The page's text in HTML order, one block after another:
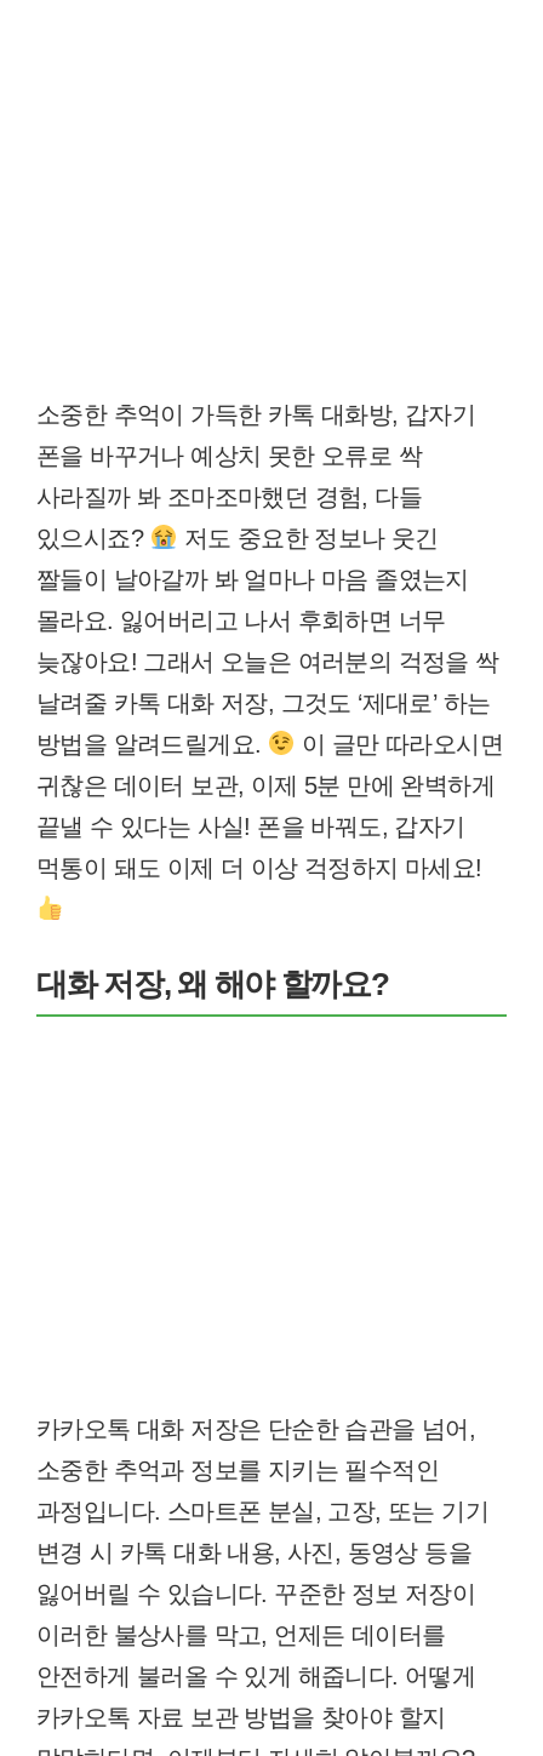
소중한 추억이 가득한 카톡 대화방, 갑자기
폰을 바꾸거나 예상치 못한 오류로 싹
사라질까 봐 조마조마했던 경험, 다들
있으시죠?
저도 중요한 정보나 웃긴
짤들이 날아갈까 봐 얼마나 마음 졸였는지
몰라요. 잃어버리고 나서 후회하면 너무
늦잖아요! 그래서 오늘은 여러분의 걱정을 싹
날려줄 카톡 대화 저장, 그것도 ‘제대로’ 하는
방법을 알려드릴게요.
이 글만 따라오시면
귀찮은 데이터 보관, 이제 5분 만에 완벽하게
끝낼 수 있다는 사실! 폰을 바꿔도, 갑자기
먹통이 돼도 이제 더 이상 걱정하지 마세요!
대화 저장, 왜 해야 할까요?
카카오톡 대화 저장은 단순한 습관을 넘어,
소중한 추억과 정보를 지키는 필수적인
과정입니다. 스마트폰 분실, 고장, 또는 기기
변경 시 카톡 대화 내용, 사진, 동영상 등을
잃어버릴 수 있습니다. 꾸준한 정보 저장이
이러한 불상사를 막고, 언제든 데이터를
안전하게 불러올 수 있게 해줍니다. 어떻게
카카오톡 자료 보관 방법을 찾아야 할지